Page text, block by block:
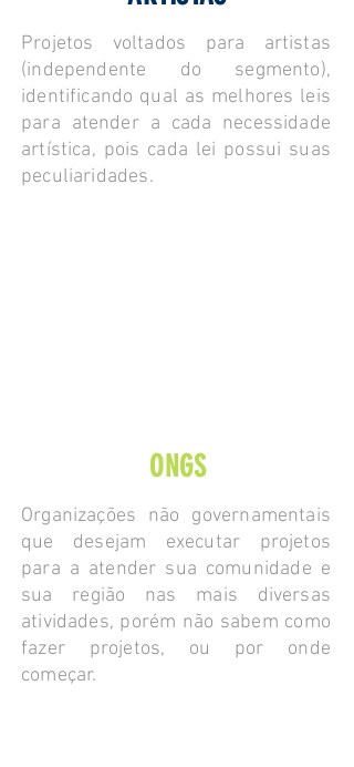
Projetos voltados para artistas
(independente do segmento),
identificando qual as melhores leis
para atender a cada necessidade
artística, pois cada lei possui suas
peculiaridades.
ONGS
Organizações não governamentais
que desejam executar projetos
para a atender sua comunidade e
sua região nas mais diversas
atividades, porém não sabem como
fazer projetos, ou por onde
começar.